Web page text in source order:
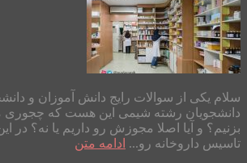
سلام یکی از سوالات رایج دانش آموزان و
دانشجویان رشته شیمی این هست که چجوری
بزنیم؟ و آیا اصلا مجوزش رو داریم یا نه؟ در
تاسیس داروخانه رو... ادامه متن